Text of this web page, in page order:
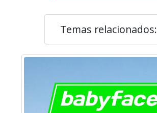
Temas relacionados: